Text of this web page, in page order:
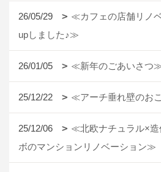
26/05/29
≪カフェの店舗リノ
upしました♪≫
26/01/05 ≪新年のごあいさつ
25/12/22 ≪アーチ垂れ壁のお
25/12/06
≪北欧ナチュラル×造
ボのマンションリノベーション≫